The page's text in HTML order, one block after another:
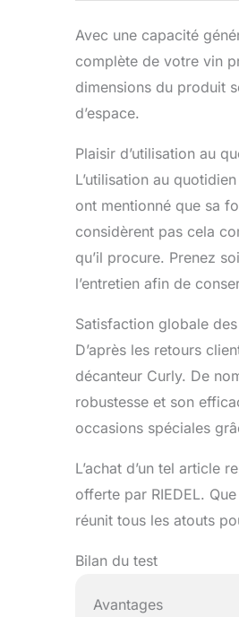
Avec une capacité
complète de votre vin
dimensions du produit
d’espace.
Plaisir d’utilisation au
L’utilisation au
ont mentionné que sa
considèrent pas cela
qu’il procure. Prenez
l’entretien afin de
Satisfaction globale
D’après les retours
décanteur Curly. De
robustesse et son
occasions spéciales
L’achat d’un tel article
offerte par RIEDEL.
réunit tous les atouts
Bilan du test
Avantages